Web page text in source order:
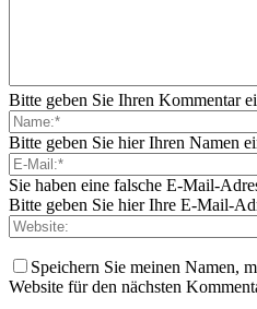
Bitte geben Sie Ihren Kommentar
Bitte geben Sie hier Ihren Namen
Sie haben eine falsche E-Mail-
Bitte geben Sie hier Ihre E-Mail-
Speichern Sie meinen Namen,
Website für den nächsten